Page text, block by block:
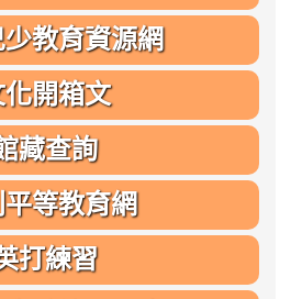
教育資源網
化開箱文
藏查詢
等教育網
打練習